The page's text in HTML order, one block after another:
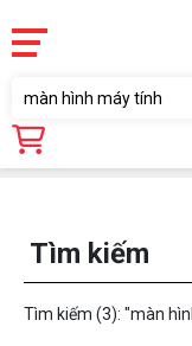
Trang chủ
Tìm kiếm
Tìm kiếm (3): "màn